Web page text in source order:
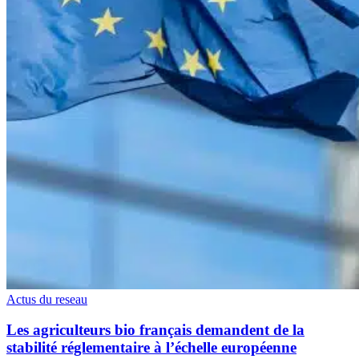
Actus du reseau
Les agriculteurs bio français demandent de la
stabilité réglementaire à l’échelle européenne